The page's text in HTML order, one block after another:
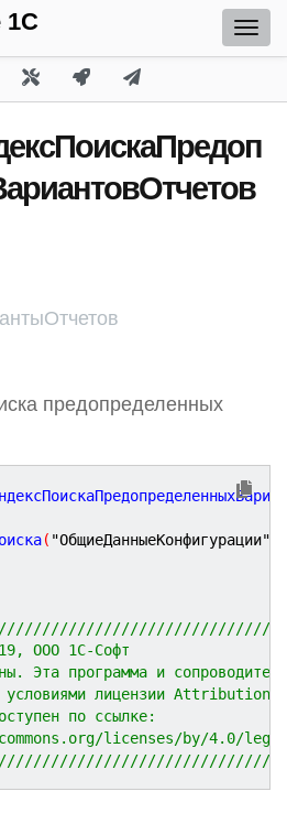
1C
предопределенных
( "ОбщиеДанныеКонфигурации"
ООО 1С-Софт
Эта программа и
условиями лицензии
по ссылке:
licenses/by/4.0/